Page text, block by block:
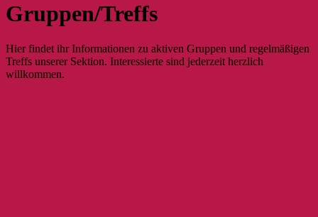
Gruppen/Treffs
Hier findet ihr Informationen zu aktiven Gruppen und regelmäßigen
Treffs unserer Sektion. Interessierte sind jederzeit herzlich
willkommen.